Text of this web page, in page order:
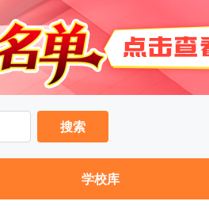
搜索
学校库